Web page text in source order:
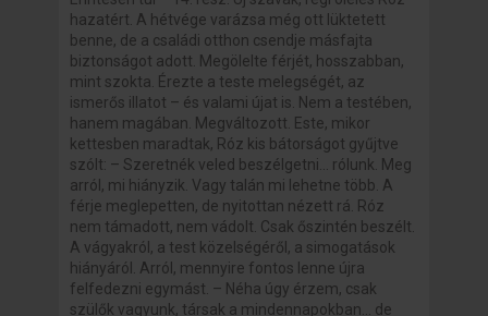
hazatért. A hétvége varázsa még ott lüktetett
benne, de a családi otthon csendje másfajta
biztonságot adott. Megölelte férjét, hosszabban,
mint szokta. Érezte a teste melegségét, az
ismerős illatot – és valami újat is. Nem a testében,
hanem magában. Megváltozott. Este, mikor
kettesben maradtak, Róz kis bátorságot gyűjtve
szólt: – Szeretnék veled beszélgetni… rólunk. Meg
arról, mi hiányzik. Vagy talán mi lehetne több. A
férje meglepetten, de nyitottan nézett rá. Róz
nem támadott, nem vádolt. Csak őszintén beszélt.
A vágyakról, a test közelségéről, a simogatások
hiányáról. Arról, mennyire fontos lenne újra
felfedezni egymást. – Néha úgy érzem, csak
szülők vagyunk, társak a mindennapokban… de